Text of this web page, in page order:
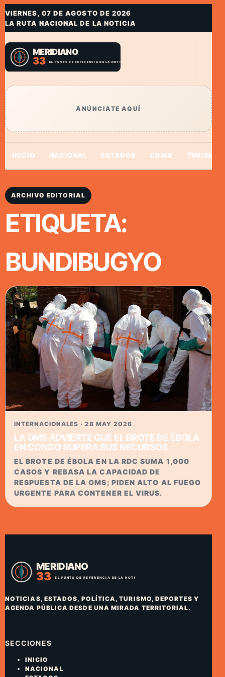
VIERNES, 07 DE AGOSTO DE 2026
LA RUTA NACIONAL DE LA NOTICIA
ANÚNCIATE AQUÍ
INICIO NACIONAL ESTADOS CDMX TURISMO
ARCHIVO EDITORIAL
ETIQUETA:
BUNDIBUGYO
INTERNACIONALES · 28 MAY 2026
LA OMS ADVIERTE QUE EL BROTE DE ÉBOLA
EN CONGO SUPERA SUS RECURSOS
EL BROTE DE ÉBOLA EN LA RDC SUMA 1,000
CASOS Y REBASA LA CAPACIDAD DE
RESPUESTA DE LA OMS; PIDEN ALTO AL FUEGO
URGENTE PARA CONTENER EL VIRUS.
NOTICIAS, ESTADOS, POLÍTICA, TURISMO, DEPORTES Y
AGENDA PÚBLICA DESDE UNA MIRADA TERRITORIAL.
SECCIONES
INICIO
NACIONAL